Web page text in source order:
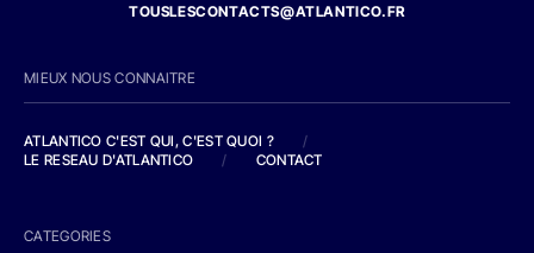
TOUSLESCONTACTS@ATLANTICO.FR
MIEUX NOUS CONNAITRE
ATLANTICO C'EST QUI, C'EST QUOI ?
/
LE RESEAU D'ATLANTICO
/ CONTACT
CATEGORIES